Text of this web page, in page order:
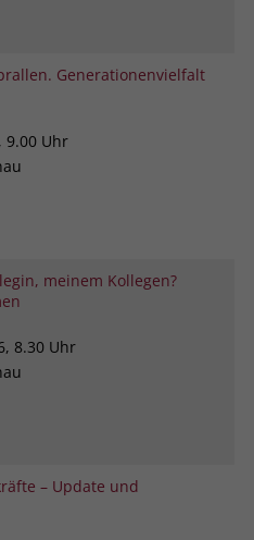
Generationenvielfalt
9.00 Uhr
meinem Kollegen?
8.30 Uhr
– Update und